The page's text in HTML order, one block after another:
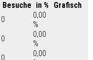
Besuche in %
Grafisch
0
0,00
%
0
0,00
%
0
0,00